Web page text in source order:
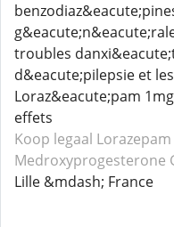
troubles
d&eacute;pilepsie et
Loraz&eacute;pam
effets
Koop legaal Lorazepam
Medroxyprogesterone
Lille &mdash; France